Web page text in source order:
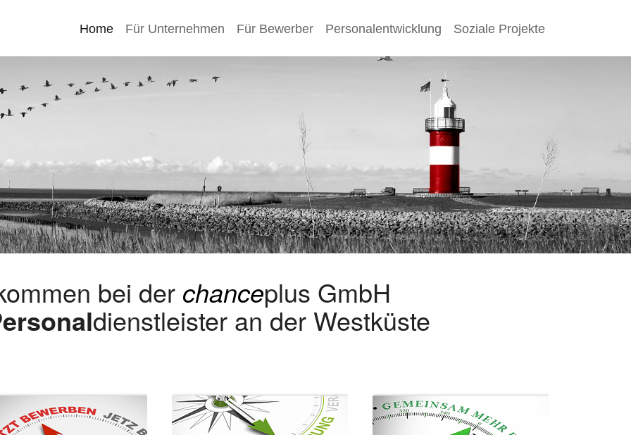
Home Für Unternehmen Für Bewerber Personalentwicklung Soziale Projekte
bei der chanceplus GmbH
dienstleister an der Westküste